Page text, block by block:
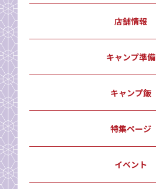
店舗情報
キャンプ準備
キャンプ飯
特集ページ
イベント